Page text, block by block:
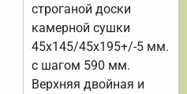
строганой доски
камерной сушки
45х145/45х195+/-5 мм.
с шагом 590 мм.
Верхняя двойная и